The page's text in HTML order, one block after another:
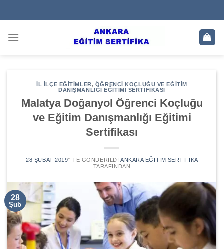
to
İL İLÇE EĞITIMLER, ÖĞRENCI KOÇLUĞU VE EĞITIM
DANIŞMANLIĞI EĞITIMI SERTIFIKASI
Malatya Doğanyol Öğrenci Koçluğu
ve Eğitim Danışmanlığı Eğitimi
Sertifikası
28 ŞUBAT 2019’' TE GÖNDERILDI ANKARA EĞITIM SERTIFIKA
TARAFINDAN
28
Şub